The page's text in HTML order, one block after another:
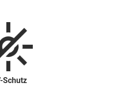
Schutz